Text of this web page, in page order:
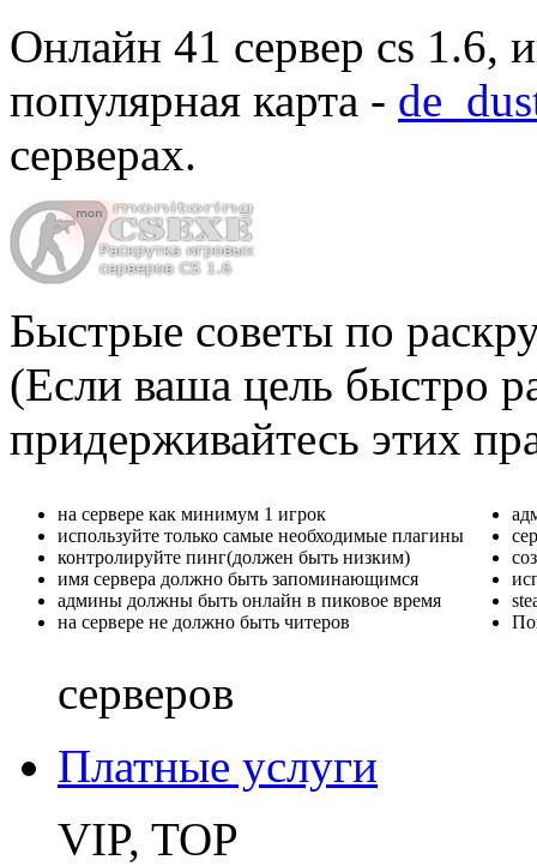
Онлайн 41 сервер cs 1.6,
популярная карта -
серверах.
Быстрые советы по
(Если ваша цель быстро
придерживайтесь этих
на сервере как минимум 1 игрок
используйте только самые необходимые плагины
контролируйте пинг(должен быть низким)
имя сервера должно быть запоминающимся
админы должны быть онлайн в пиковое время
на сервере не должно быть читеров
серверов
Платные услуги
VIP, TOP